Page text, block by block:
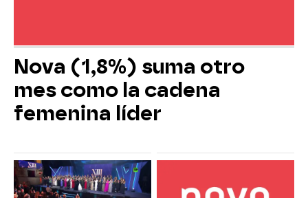
Nova (1,8%) suma otro
mes como la cadena
femenina líder